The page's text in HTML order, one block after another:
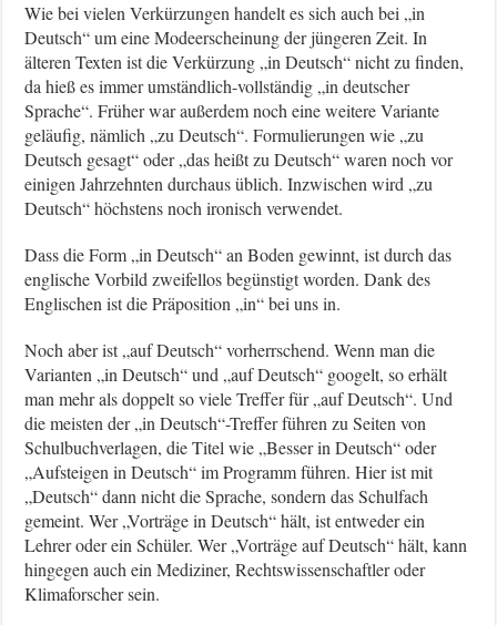
Wie bei vielen Verkürzungen handelt es sich auch bei „in
Deutsch“ um eine Modeerscheinung der jüngeren Zeit. In
älteren Texten ist die Verkürzung „in Deutsch“ nicht zu finden,
da hieß es immer umständlich-vollständig „in deutscher
Sprache“. Früher war außerdem noch eine weitere Variante
geläufig, nämlich „zu Deutsch“. Formulierungen wie „zu
Deutsch gesagt“ oder „das heißt zu Deutsch“ waren noch vor
einigen Jahrzehnten durchaus üblich. Inzwischen wird „zu
Deutsch“ höchstens noch ironisch verwendet.
Dass die Form „in Deutsch“ an Boden gewinnt, ist durch das
englische Vorbild zweifellos begünstigt worden. Dank des
Englischen ist die Präposition „in“ bei uns in.
Noch aber ist „auf Deutsch“ vorherrschend. Wenn man die
Varianten „in Deutsch“ und „auf Deutsch“ googelt, so erhält
man mehr als doppelt so viele Treffer für „auf Deutsch“. Und
die meisten der „in Deutsch“-Treffer führen zu Seiten von
Schulbuchverlagen, die Titel wie „Besser in Deutsch“ oder
„Aufsteigen in Deutsch“ im Programm führen. Hier ist mit
„Deutsch“ dann nicht die Sprache, sondern das Schulfach
gemeint. Wer „Vorträge in Deutsch“ hält, ist entweder ein
Lehrer oder ein Schüler. Wer „Vorträge auf Deutsch“ hält, kann
hingegen auch ein Mediziner, Rechtswissenschaftler oder
Klimaforscher sein.